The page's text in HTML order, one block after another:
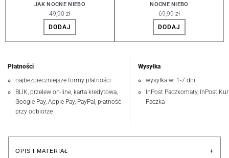
JAK NOCNE NIEBO
49,90 zł
DODAJ
NOCNE NIEBO
69,99 zł
DODAJ
Płatności
najbezpieczniejsze formy płatności
BLIK, przelew on-line, karta kredytowa,
Google Pay, Apple Pay, PayPal, płatność
przy odbiorze
Wysyłka
wysyłka w: 1-7 dni
InPost Paczkomaty, InPost
Paczka
OPIS I MATERIAŁ +